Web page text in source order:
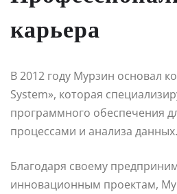
карьера
В 2012 году Мурзин основал
System», которая
программного обеспечения
процессами и анализа данных.
Благодаря своему
инновационным проектам,